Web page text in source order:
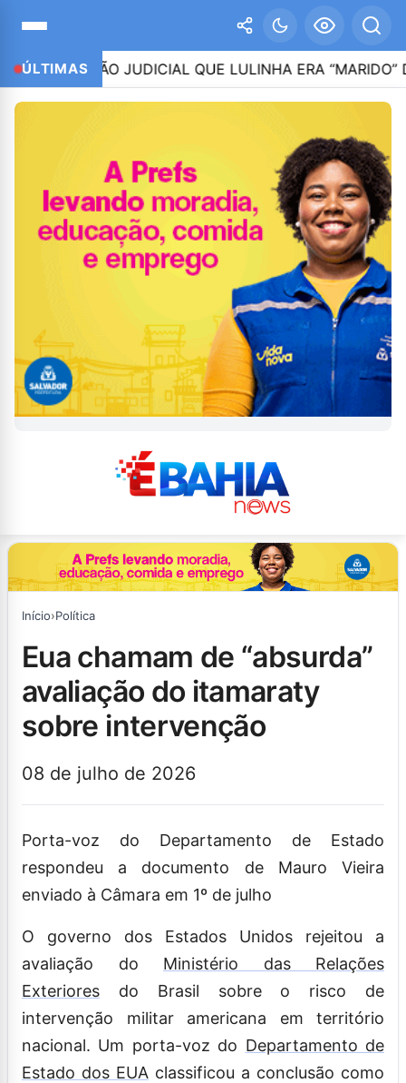
ÚLTIMAS
JUDICIAL QUE LULINHA ERA “MARIDO” DE
Início›Política
eua chamam de “absurda”
avaliação do itamaraty
sobre intervenção
08 de julho de 2026
Porta-voz do Departamento de Estado
respondeu a documento de Mauro Vieira
enviado à Câmara em 1º de julho
O governo dos Estados Unidos rejeitou a
avaliação do Ministério das Relações
Exteriores do Brasil sobre o risco de
intervenção militar americana em território
nacional. Um porta-voz do Departamento de
Estado dos EUA classificou a conclusão como